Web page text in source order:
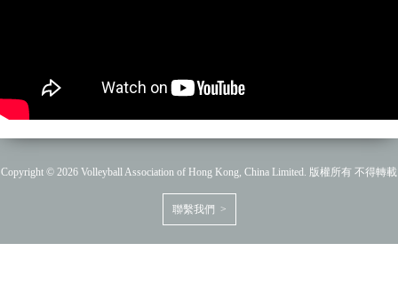
Copyright © 2026 Volleyball Association of Hong Kong, China Limited. 版權所有 不得轉載
聯繫我們 >